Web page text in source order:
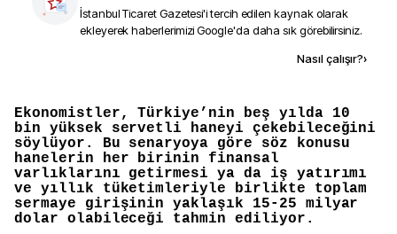
İstanbul Ticaret Gazetesi'i tercih edilen kaynak olarak
ekleyerek haberlerimizi Google'da daha sık görebilirsiniz.
Nasıl çalışır?›
Ekonomistler, Türkiye’nin beş yılda 10
bin yüksek servetli haneyi çekebileceğini
söylüyor. Bu senaryoya göre söz konusu
hanelerin her birinin finansal
varlıklarını getirmesi ya da iş yatırımı
ve yıllık tüketimleriyle birlikte toplam
sermaye girişinin yaklaşık 15-25 milyar
dolar olabileceği tahmin ediliyor.